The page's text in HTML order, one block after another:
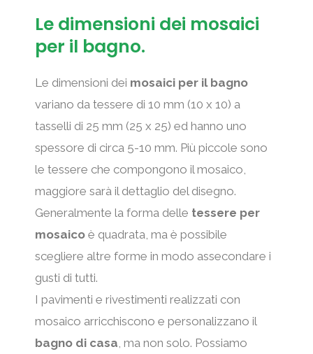
Le dimensioni dei mosaici
per il bagno.
Le dimensioni dei mosaici per il bagno
variano da tessere di 10 mm (10 x 10) a
tasselli di 25 mm (25 x 25) ed hanno uno
spessore di circa 5-10 mm. Più piccole sono
le tessere che compongono il mosaico,
maggiore sarà il dettaglio del disegno.
Generalmente la forma delle tessere per
mosaico è quadrata, ma è possibile
scegliere altre forme in modo assecondare i
gusti di tutti.
I pavimenti e rivestimenti realizzati con
mosaico arricchiscono e personalizzano il
bagno di casa, ma non solo. Possiamo